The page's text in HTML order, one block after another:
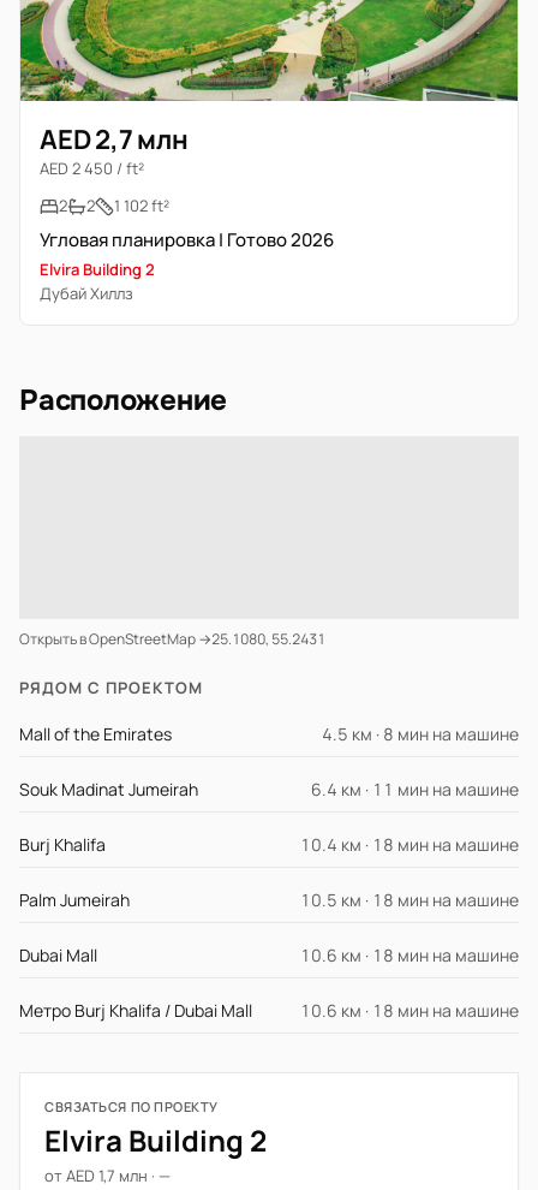
AED 2,7 млн
AED 2 450 / ft²
2
2 1 102 ft²
Угловая планировка | Готово 2026
Elvira Building 2
Дубай Хиллз
Расположение
Открыть в OpenStreetMap →25.1080, 55.2431
РЯДОМ С ПРОЕКТОМ
Mall of the Emirates 4.5 км · 8 мин на машине
Souk Madinat Jumeirah 6.4 км · 11 мин на машине
Burj Khalifa 10.4 км · 18 мин на машине
Palm Jumeirah 10.5 км · 18 мин на машине
Dubai Mall 10.6 км · 18 мин на машине
Метро Burj Khalifa / Dubai Mall 10.6 км · 18 мин на машине
СВЯЗАТЬСЯ ПО ПРОЕКТУ
Elvira Building 2
от AED 1,7 млн · —